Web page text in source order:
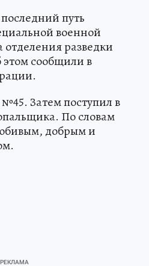
путь
военной
разведки
сообщили в
Затем поступил в
По словам
добрым и